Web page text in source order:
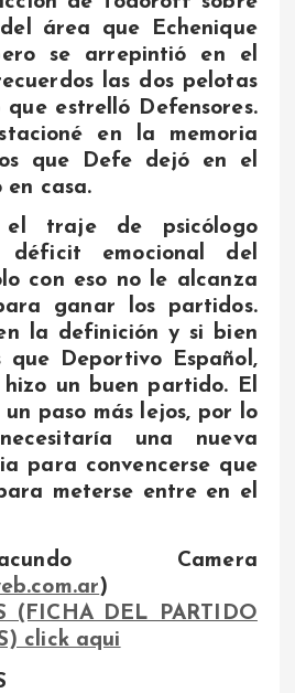
área que Echenique
se arrepintió en el
las dos pelotas
estrelló Defensores.
en la memoria
que Defe dejó en el
en casa.
traje de psicólogo
déficit emocional del
con eso no le alcanza
ganar los partidos.
la definición y si bien
que Deportivo Español,
un buen partido. El
paso más lejos, por lo
una nueva
para convencerse que
meterse entre en el
Camera
)
(FICHA DEL PARTIDO
click aqui